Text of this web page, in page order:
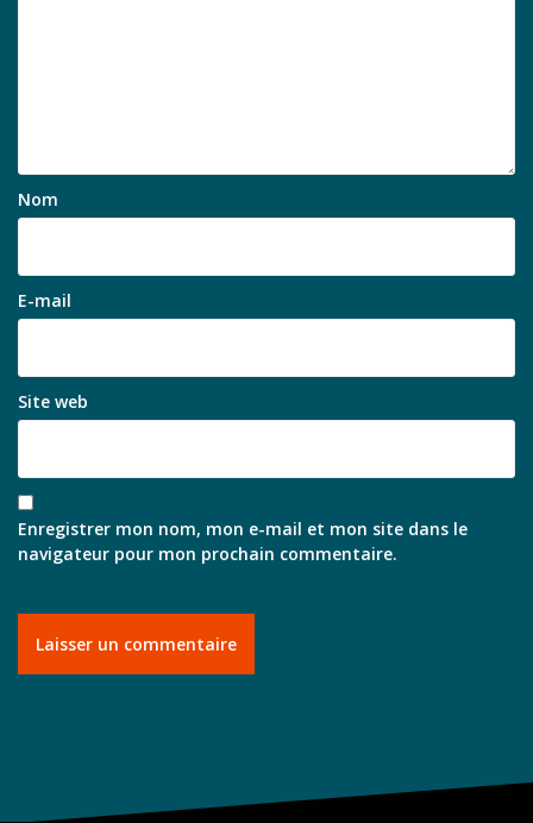
Nom
E-mail
Site web
Enregistrer mon nom, mon e-mail et mon site dans le
navigateur pour mon prochain commentaire.